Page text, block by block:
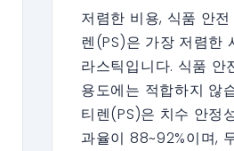
저렴한 비용, 식품 안
렌(PS)은 가장 저렴한
라스틱입니다. 식품 안
용도에는 적합하지 않
티렌(PS)은 치수 안정
과율이 88~92%이며,